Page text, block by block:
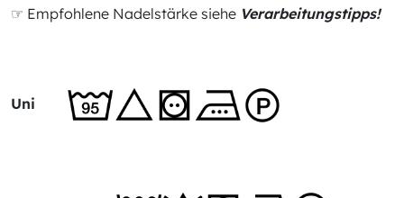
☞ Empfohlene Nadelstärke siehe Verarbeitungstipps!
Uni